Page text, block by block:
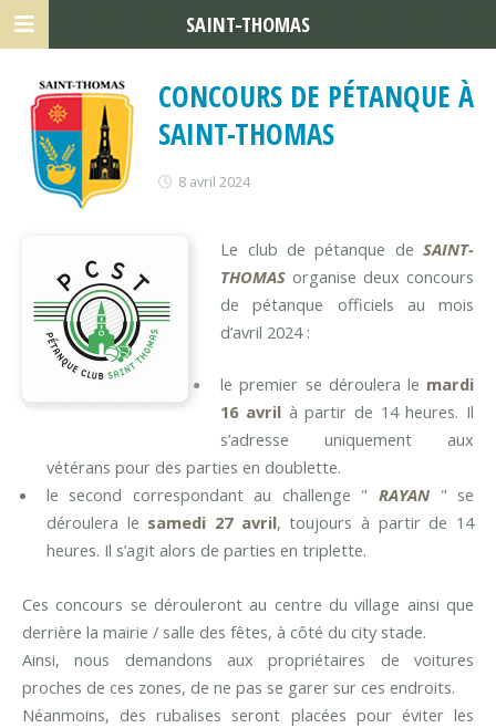
CONCOURS DE PÉTANQUE À
SAINT-THOMAS
8 avril 2024
Le club de pétanque de SAINT-
THOMAS organise deux concours
de pétanque officiels au mois
d’avril 2024 :
le premier se déroulera le mardi
16 avril à partir de 14 heures. Il
s’adresse uniquement aux
vétérans pour des parties en doublette.
le second correspondant au challenge " RAYAN " se
déroulera le samedi 27 avril, toujours à partir de 14
heures. Il s’agit alors de parties en triplette.
Ces concours se dérouleront au centre du village ainsi que
derrière la mairie / salle des fêtes, à côté du city stade.
Ainsi, nous demandons aux propriétaires de voitures
proches de ces zones, de ne pas se garer sur ces endroits.
Néanmoins, des rubalises seront placées pour éviter les
SAINT-THOMAS